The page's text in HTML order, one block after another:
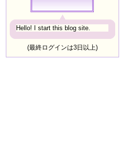
Hello! I start this blog site.
(最終ログインは3日以上)